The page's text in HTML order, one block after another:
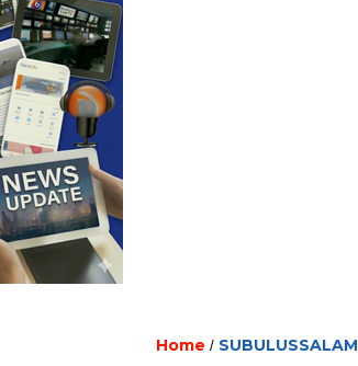
Home / SUBULUSSALAM